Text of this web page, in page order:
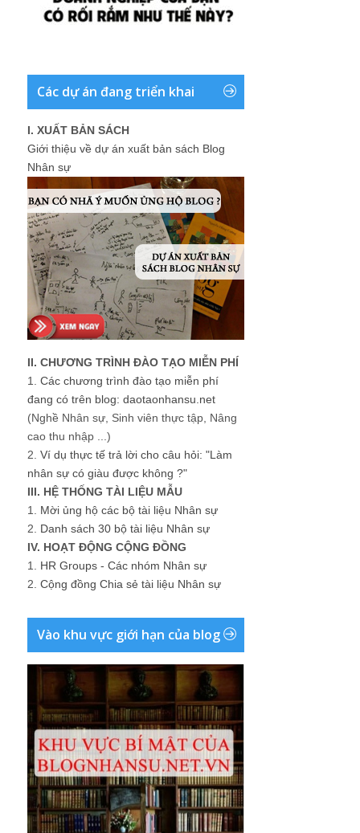
Các dự án đang triển khai
I. XUẤT BẢN SÁCH
Giới thiệu về dự án xuất bản sách Blog
Nhân sự
II. CHƯƠNG TRÌNH ĐÀO TẠO MIỄN PHÍ
1. Các chương trình đào tạo miễn phí
đang có trên blog: daotaonhansu.net
(Nghề Nhân sự, Sinh viên thực tập, Nâng
cao thu nhập ...)
2. Ví dụ thực tế trả lời cho câu hỏi: "Làm
nhân sự có giàu được không ?"
III. HỆ THỐNG TÀI LIỆU MẪU
1. Mời ủng hộ các bộ tài liệu Nhân sự
2. Danh sách 30 bộ tài liệu Nhân sự
IV. HOẠT ĐỘNG CỘNG ĐỒNG
1. HR Groups - Các nhóm Nhân sự
2. Cộng đồng Chia sẻ tài liệu Nhân sự
Vào khu vực giới hạn của blog